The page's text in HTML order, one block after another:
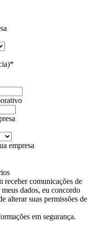
empresa
receber comunicações de
dados, eu concordo
alterar suas permissões de
em segurança.